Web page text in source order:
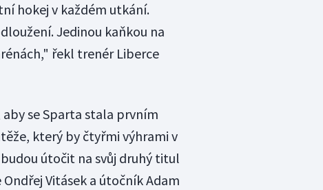
hokej v každém utkání.
Jedinou kaňkou na
řekl trenér Liberce
se Sparta stala prvním
který by čtyřmi výhrami v
útočit na svůj druhý titul
Vitásek a útočník Adam